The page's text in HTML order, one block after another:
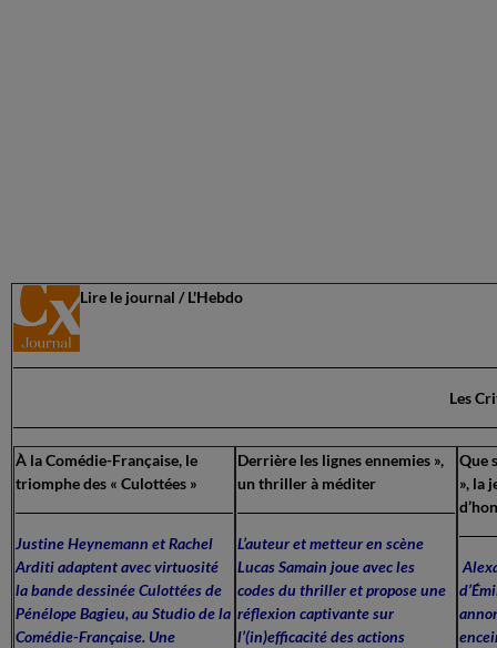
Lire le journal / L'Hebdo
Les
À la Comédie-Française, le
triomphe des « Culottées »
Justine Heynemann et Rachel
Arditi adaptent avec virtuosité
la bande dessinée Culottées de
Pénélope Bagieu, au Studio de la
Comédie-Française. Une
Derrière les lignes ennemies »,
un thriller à méditer
L’auteur et metteur en scène
Lucas Samain joue avec les
codes du thriller et propose une
réflexion captivante sur
l’(in)efficacité des actions
Que
», la